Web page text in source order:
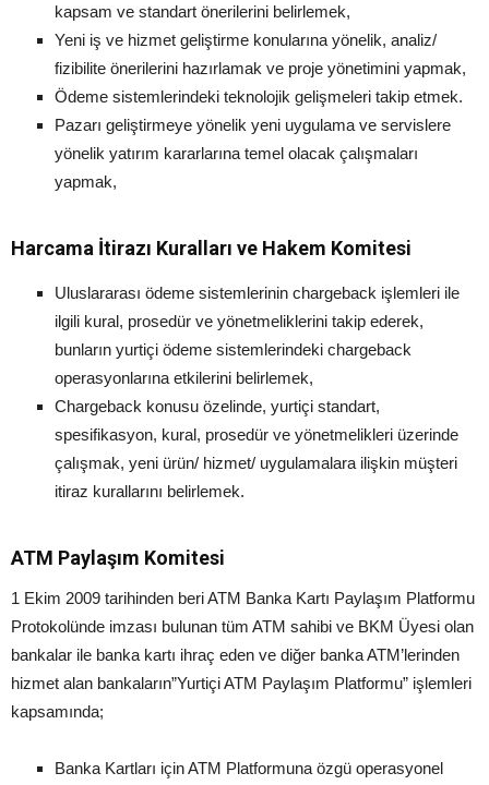
kapsam ve standart önerilerini belirlemek,
Yeni iş ve hizmet geliştirme konularına yönelik, analiz/
fizibilite önerilerini hazırlamak ve proje yönetimini yapmak,
Ödeme sistemlerindeki teknolojik gelişmeleri takip etmek.
Pazarı geliştirmeye yönelik yeni uygulama ve servislere
yönelik yatırım kararlarına temel olacak çalışmaları
yapmak,
Harcama İtirazı Kuralları ve Hakem Komitesi
Uluslararası ödeme sistemlerinin chargeback işlemleri ile
ilgili kural, prosedür ve yönetmeliklerini takip ederek,
bunların yurtiçi ödeme sistemlerindeki chargeback
operasyonlarına etkilerini belirlemek,
Chargeback konusu özelinde, yurtiçi standart,
spesifikasyon, kural, prosedür ve yönetmelikleri üzerinde
çalışmak, yeni ürün/ hizmet/ uygulamalara ilişkin müşteri
itiraz kurallarını belirlemek.
ATM Paylaşım Komitesi
1 Ekim 2009 tarihinden beri ATM Banka Kartı Paylaşım Platformu
Protokolünde imzası bulunan tüm ATM sahibi ve BKM Üyesi olan
bankalar ile banka kartı ihraç eden ve diğer banka ATM’lerinden
hizmet alan bankaların”Yurtiçi ATM Paylaşım Platformu” işlemleri
kapsamında;
Banka Kartları için ATM Platformuna özgü operasyonel